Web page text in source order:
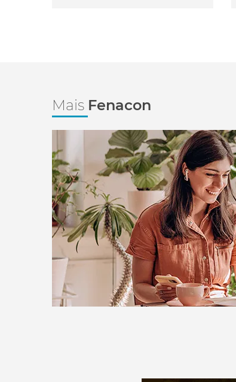
Mais Fenacon